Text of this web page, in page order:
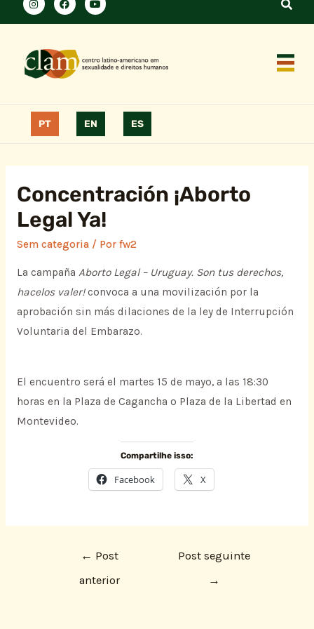
PT EN ES
Concentración ¡Aborto
Legal Ya!
Sem categoria/ Por fw2
La campaña Aborto Legal – Uruguay. Son tus derechos,
hacelos valer!convoca a una movilización por la
aprobación sin más dilaciones de la ley de Interrupción
Voluntaria del Embarazo.
El encuentro será el martes 15 de mayo, a las 18:30
horas en la Plaza de Cagancha o Plaza de la Libertad en
Montevideo.
Compartilhe isso:
Facebook X
← Post
anterior
Post seguinte
→